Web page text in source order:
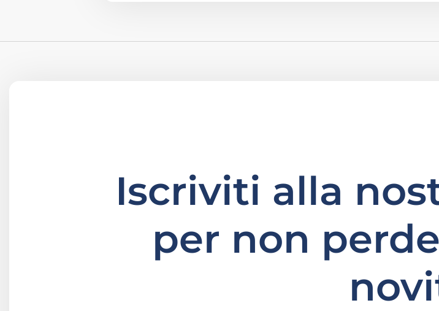
Iscriviti alla
per non